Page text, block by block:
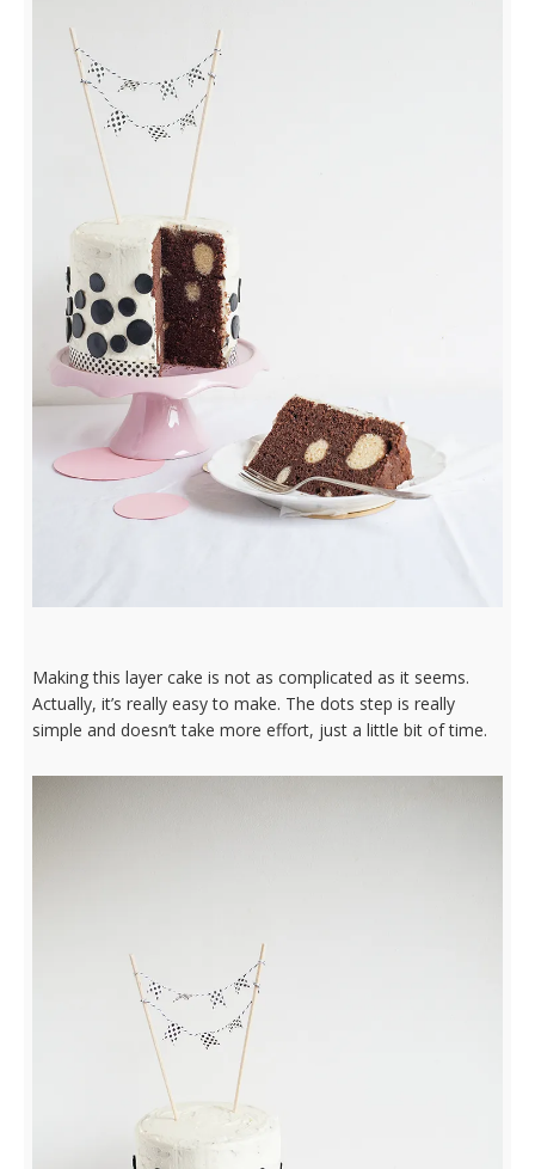
Making this layer cake is not as complicated as it seems.
Actually, it’s really easy to make. The dots step is really
simple and doesn’t take more effort, just a little bit of time.